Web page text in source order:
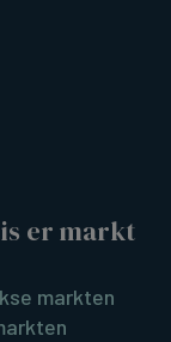
er markt
markten